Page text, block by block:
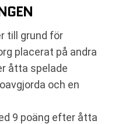
till grund för
placerat på andra
åtta spelade
och en
9 poäng efter åtta